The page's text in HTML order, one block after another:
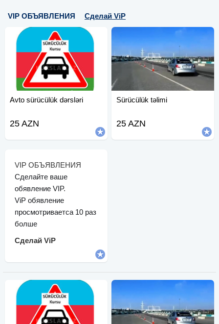
VIP ОБЪЯВЛЕНИЯ Сделай ViP
Avto sürücülük dərsləri
25 AZN
Sürücülük təlimi
25 AZN
VIP ОБЪЯВЛЕНИЯ
Сделайте ваше
обявление VIP.
ViP обявление
просмотриваетса 10 раз
болше
Сделай ViP